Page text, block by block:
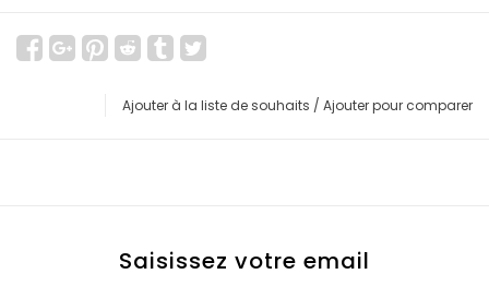
Ajouter à la liste de souhaits / Ajouter pour comparer
Saisissez votre email